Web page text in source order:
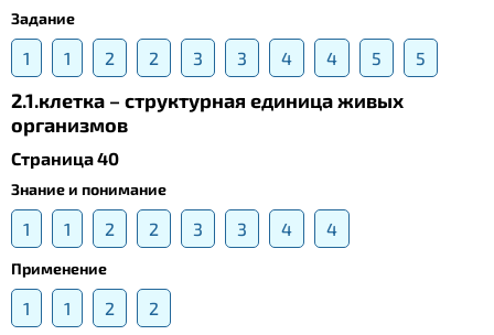
Задание
1 1 2 2 3 3 4 4 5 5
2.1.клетка – структурная единица живых
организмов
Страница 40
Знание и понимание
1 1 2 2 3 3 4 4
Применение
1 1 2 2